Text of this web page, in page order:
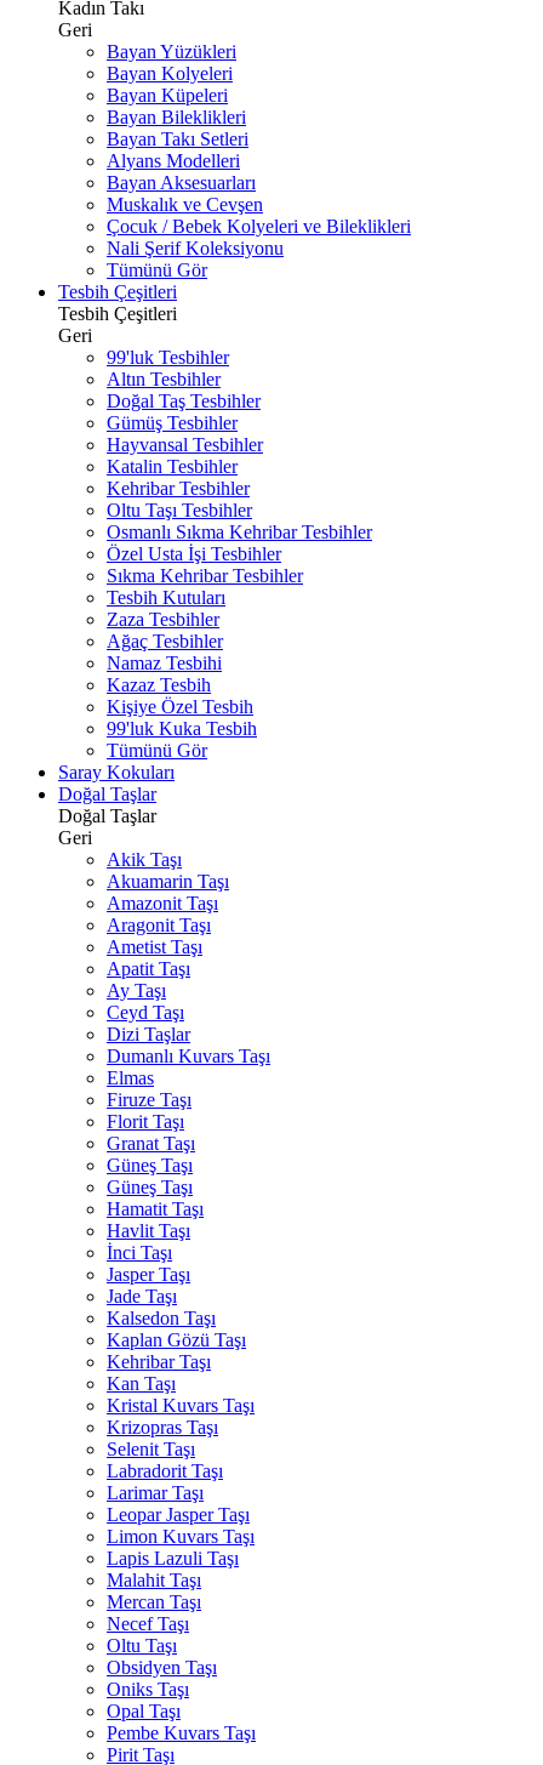
Kadın Takı
Geri
Bayan Yüzükleri
Bayan Kolyeleri
Bayan Küpeleri
Bayan Bileklikleri
Bayan Takı Setleri
Alyans Modelleri
Bayan Aksesuarları
Muskalık ve Cevşen
Çocuk / Bebek Kolyeleri ve Bileklikleri
Nali Şerif Koleksiyonu
Tümünü Gör
Tesbih Çeşitleri
Tesbih Çeşitleri
Geri
99'luk Tesbihler
Altın Tesbihler
Doğal Taş Tesbihler
Gümüş Tesbihler
Hayvansal Tesbihler
Katalin Tesbihler
Kehribar Tesbihler
Oltu Taşı Tesbihler
Osmanlı Sıkma Kehribar Tesbihler
Özel Usta İşi Tesbihler
Sıkma Kehribar Tesbihler
Tesbih Kutuları
Zaza Tesbihler
Ağaç Tesbihler
Namaz Tesbihi
Kazaz Tesbih
Kişiye Özel Tesbih
99'luk Kuka Tesbih
Tümünü Gör
Saray Kokuları
Doğal Taşlar
Doğal Taşlar
Geri
Akik Taşı
Akuamarin Taşı
Amazonit Taşı
Aragonit Taşı
Ametist Taşı
Apatit Taşı
Ay Taşı
Ceyd Taşı
Dizi Taşlar
Dumanlı Kuvars Taşı
Elmas
Firuze Taşı
Florit Taşı
Granat Taşı
Güneş Taşı
Güneş Taşı
Hamatit Taşı
Havlit Taşı
İnci Taşı
Jasper Taşı
Jade Taşı
Kalsedon Taşı
Kaplan Gözü Taşı
Kehribar Taşı
Kan Taşı
Kristal Kuvars Taşı
Krizopras Taşı
Selenit Taşı
Labradorit Taşı
Larimar Taşı
Leopar Jasper Taşı
Limon Kuvars Taşı
Lapis Lazuli Taşı
Malahit Taşı
Mercan Taşı
Necef Taşı
Oltu Taşı
Obsidyen Taşı
Oniks Taşı
Opal Taşı
Pembe Kuvars Taşı
Pirit Taşı